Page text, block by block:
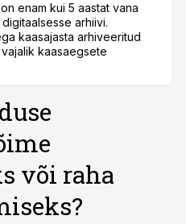
enam kui 5 aastat vana
arhiivi.
kaasajasta arhiveeritud
kaasaegsete
või raha